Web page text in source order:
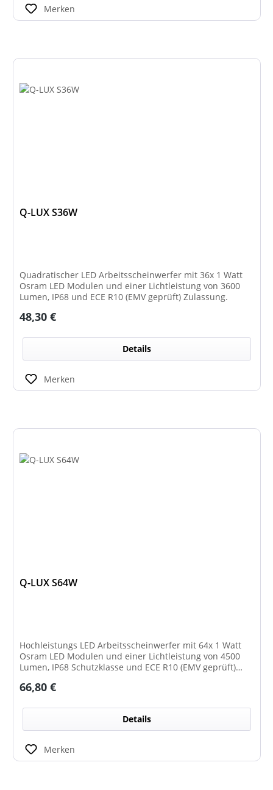
Merken
Q-LUX S36W
Quadratischer LED Arbeitsscheinwerfer mit 36x 1 Watt
Osram LED Modulen und einer Lichtleistung von 3600
Lumen, IP68 und ECE R10 (EMV geprüft) Zulassung.
Regulärer Preis:
48,30 €
Details
Merken
Q-LUX S64W
Hochleistungs LED Arbeitsscheinwerfer mit 64x 1 Watt
Osram LED Modulen und einer Lichtleistung von 4500
Lumen, IP68 Schutzklasse und ECE R10 (EMV geprüft)
Regulärer Preis:
66,80 €
Details
Merken